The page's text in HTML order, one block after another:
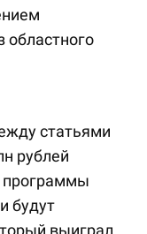
областного
статьями
рублей
программы
будут
выиграл